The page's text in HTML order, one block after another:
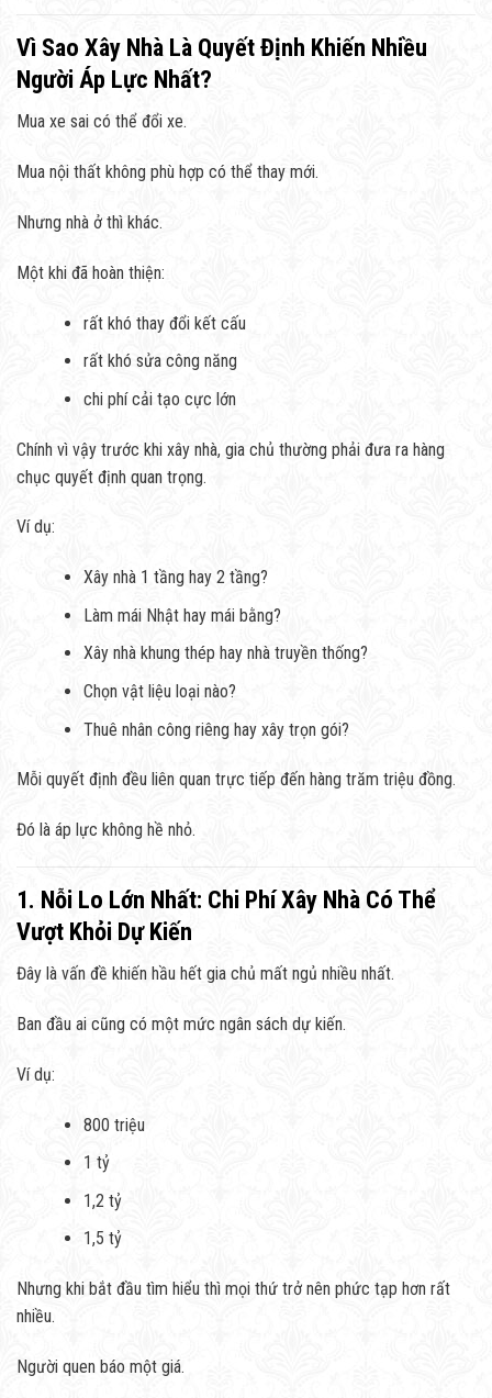
Vì Sao Xây Nhà Là Quyết Định Khiến Nhiều
Người Áp Lực Nhất?
Mua xe sai có thể đổi xe.
Mua nội thất không phù hợp có thể thay mới.
Nhưng nhà ở thì khác.
Một khi đã hoàn thiện:
rất khó thay đổi kết cấu
rất khó sửa công năng
chi phí cải tạo cực lớn
Chính vì vậy trước khi xây nhà, gia chủ thường phải đưa ra hàng
chục quyết định quan trọng.
Ví dụ:
Xây nhà 1 tầng hay 2 tầng?
Làm mái Nhật hay mái bằng?
Xây nhà khung thép hay nhà truyền thống?
Chọn vật liệu loại nào?
Thuê nhân công riêng hay xây trọn gói?
Mỗi quyết định đều liên quan trực tiếp đến hàng trăm triệu đồng.
Đó là áp lực không hề nhỏ.
1. Nỗi Lo Lớn Nhất: Chi Phí Xây Nhà Có Thể
Vượt Khỏi Dự Kiến
Đây là vấn đề khiến hầu hết gia chủ mất ngủ nhiều nhất.
Ban đầu ai cũng có một mức ngân sách dự kiến.
Ví dụ:
800 triệu
1 tỷ
1,2 tỷ
1,5 tỷ
Nhưng khi bắt đầu tìm hiểu thì mọi thứ trở nên phức tạp hơn rất
nhiều.
Người quen báo một giá.